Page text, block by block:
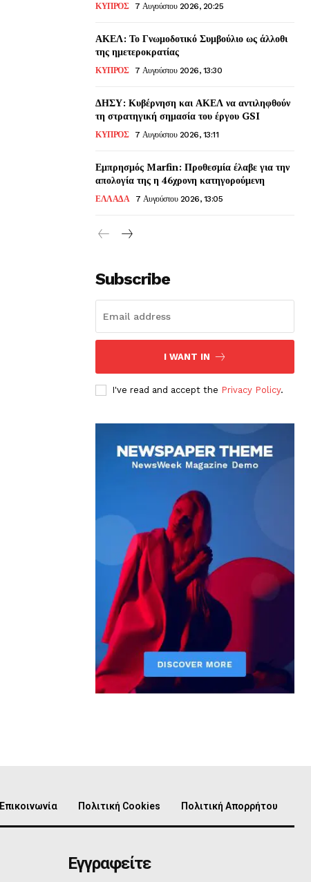
ΚΥΠΡΟΣ 7 Αυγούστου 2026, 20:25
ΑΚΕΛ: Το Γνωμοδοτικό Συμβούλιο ως άλλοθι
της ημετεροκρατίας
ΚΥΠΡΟΣ 7 Αυγούστου 2026, 13:30
ΔΗΣΥ: Κυβέρνηση και ΑΚΕΛ να αντιληφθούν
τη στρατηγική σημασία του έργου GSI
ΚΥΠΡΟΣ 7 Αυγούστου 2026, 13:11
Εμπρησμός Marfin: Προθεσμία έλαβε για την
απολογία της η 46χρονη κατηγορούμενη
ΕΛΛΑΔΑ 7 Αυγούστου 2026, 13:05
Subscribe
I WANT IN
I've read and accept the Privacy Policy.
Επικοινωνία Πολιτική Cookies Πολιτική Απορρήτου
Εγγραφείτε